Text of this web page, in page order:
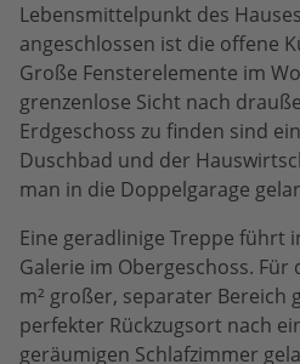
Lebensmittelpunkt des
angeschlossen ist die offene
Große Fensterelemente im
grenzenlose Sicht nach
Erdgeschoss zu finden sind
Duschbad und der
man in die Doppelgarage
Eine geradlinige Treppe führt
Galerie im Obergeschoss.
m² großer, separater Bereich
perfekter Rückzugsort nach
geräumigen Schlafzimmer